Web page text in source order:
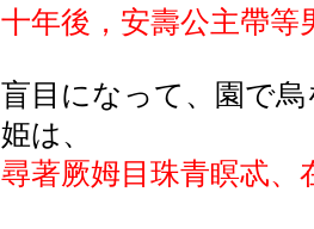
十年後，安壽公主帶等
盲目になって、園で
姫は、
尋著厥姆目珠青瞑忒、